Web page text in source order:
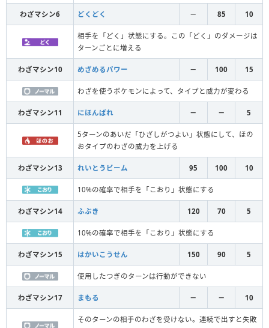
わざマシン6 どくどく － 85 10
相手を「どく」状態にする。この「どく」のダメージは
ターンごとに増える
わざマシン10 めざめるパワー － 100 15
わざを使うポケモンによって、タイプと威力が変わる
わざマシン11 にほんばれ － － 5
5ターンのあいだ「ひざしがつよい」状態にして、ほの
おタイプのわざの威力を上げる
わざマシン13 れいとうビーム 95 100 10
10%の確率で相手を「こおり」状態にする
わざマシン14 ふぶき 120 70 5
10%の確率で相手を「こおり」状態にする
わざマシン15 はかいこうせん 150 90 5
使用したつぎのターンは行動ができない
わざマシン17 まもる － － 10
そのターンの相手のわざを受けない。連続で出すと失敗